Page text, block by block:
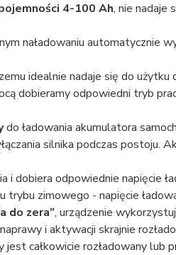
4-100 Ah, nie nadaje
naładowaniu automatycznie
idealnie nadaje się do użytku
dobieramy odpowiedni tryb
do ładowania akumulatora
silnika podczas postoju.
i dobiera odpowiednie napięcie
zimowego - napięcie
do zera”, urządzenie
i aktywacji skrajnie
całkowicie rozładowany lub